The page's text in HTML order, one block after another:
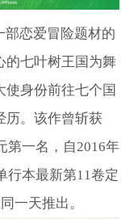
部恋爱冒险题材的
的七叶树王国为舞
使身份前往七个国
历。该作曾斩获
第一名，自2016年
行本最新第11卷定
一天推出。